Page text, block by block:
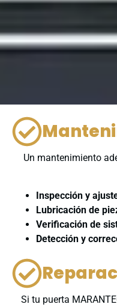
Un mantenimiento
Inspección y
Lubricación de
Verificación de
Detección y
Si tu puerta